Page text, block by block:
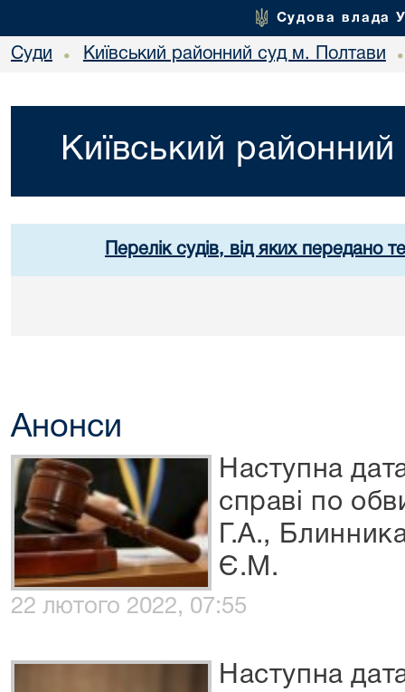
Судова влада
Суди • Київський районний суд м. Полтави •
Київський
Перелік судів, від яких передано
Анонси
Наступна
справі по
Г.А.,
Є.М.
22 лютого 2022, 07:55
Наступна